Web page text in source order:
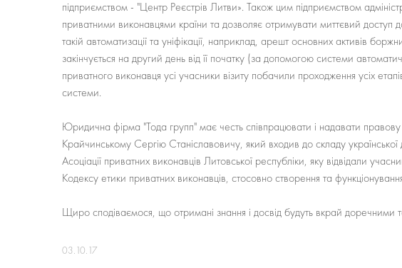
підприємством - "Центр Реєстрів Литви». Також цим підприємством
приватними виконавцями країни та дозволяє отримувати миттєвий
такій автоматизації та уніфікації, наприклад, арешт основних активів
закінчується на другий день від її початку (за допомогою системи
приватного виконавця усі учасники візиту побачили проходження усіх
системи.
Юридична фірма "Тода групп" має честь співпрацювати і надавати
Крайчинському Сергію Станіславовичу, який входив до складу
Асоціації приватних виконавців Литовської республіки, яку відвідали
Кодексу етики приватних виконавців, стосовно створення та
Щиро сподіваємося, що отримані знання і досвід будуть вкрай доречними
03.10.17